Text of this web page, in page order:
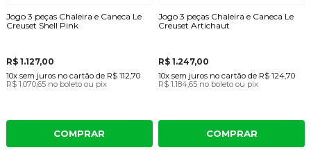
Jogo 3 peças Chaleira e Caneca Le
Creuset Shell Pink
R$ 1.127,00
10x sem juros no cartãode R$ 112,70
R$ 1.070,65 no boleto ou pix
COMPRAR
Jogo 3 peças Chaleira e Caneca Le
Creuset Artichaut
R$ 1.247,00
10x sem juros no cartão de R$ 124,70
R$ 1.184,65 no boleto ou pix
COMPRAR